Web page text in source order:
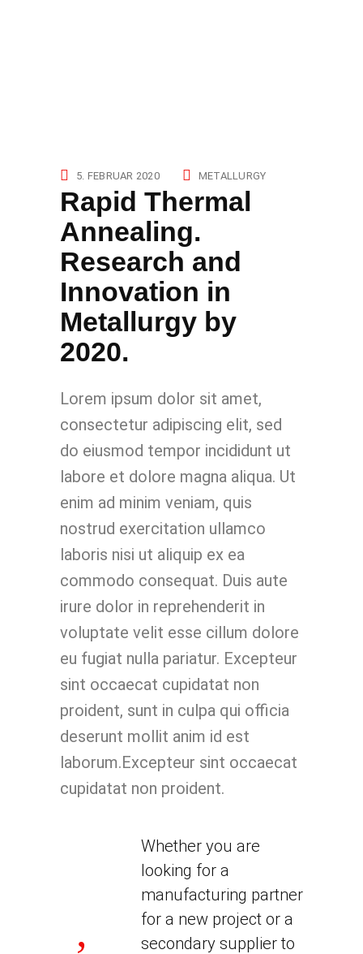
5. FEBRUAR 2020 METALLURGY
Rapid Thermal
Annealing.
Research and
Innovation in
Metallurgy by
2020.
Lorem ipsum dolor sit amet,
consectetur adipiscing elit, sed
do eiusmod tempor incididunt ut
labore et dolore magna aliqua. Ut
enim ad minim veniam, quis
nostrud exercitation ullamco
laboris nisi ut aliquip ex ea
commodo consequat. Duis aute
irure dolor in reprehenderit in
voluptate velit esse cillum dolore
eu fugiat nulla pariatur. Excepteur
sint occaecat cupidatat non
proident, sunt in culpa qui officia
deserunt mollit anim id est
laborum.Excepteur sint occaecat
cupidatat non proident.
Whether you are
looking for a
manufacturing partner
for a new project or a
secondary supplier to